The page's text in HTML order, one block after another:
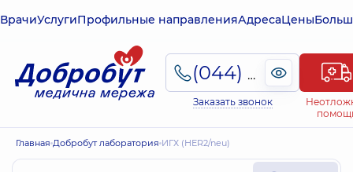
ВрачиУслугиПрофильные направленияАдресаЦены
(044) 495-2-888
Заказать звонок
Главная Добробут лаборатория ИГХ (НЕR2/neu)